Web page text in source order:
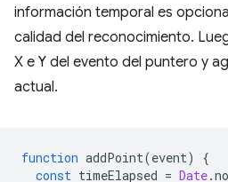
información temporal es
calidad del reconocimiento.
X e Y del evento del puntero y
actual.
function addPoint(event)
{
const timeElapsed = Date.